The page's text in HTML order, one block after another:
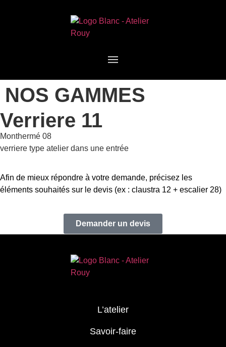
NOS GAMMES
Verriere 11
Monthermé 08
verriere type atelier dans une entrée
Afin de mieux répondre à votre demande, précisez les
éléments souhaités sur le devis (ex : claustra 12 + escalier 28)
Demander un devis
L’atelier
Savoir-faire